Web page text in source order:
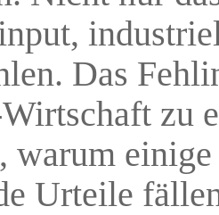
Das
zu
warum
Urteile